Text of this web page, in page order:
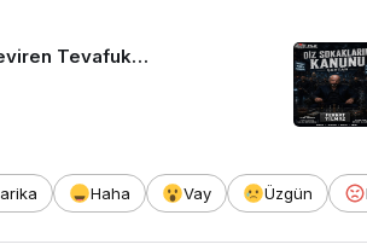
Tevafuk…
Haha Vay Üzgün